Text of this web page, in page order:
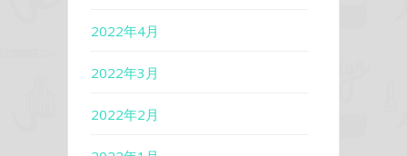
2022年4月
2022年3月
2022年2月